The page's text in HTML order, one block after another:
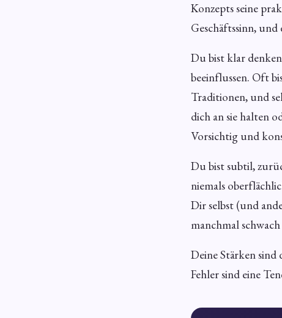
Konzepts seine
Geschäftssinn,
Du bist klar
beeinflussen. Oft
Traditionen, und
dich an sie halten
Vorsichtig und
Du bist subtil,
niemals
Dir selbst (und
manchmal
Deine Stärken
Fehler sind eine